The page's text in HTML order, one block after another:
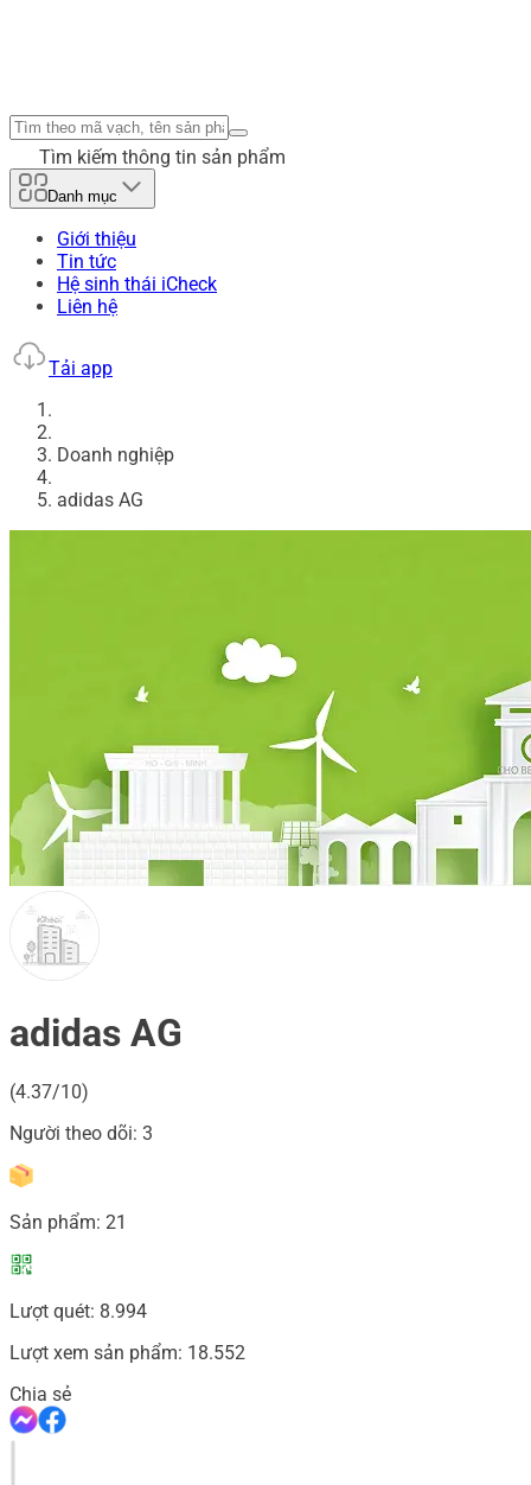
Tìm kiếm thông tin sản phẩm
Danh mục
Giới thiệu
Tin tức
Hệ sinh thái iCheck
Liên hệ
Tải app
Doanh nghiệp
adidas AG
adidas AG
(4.37/10)
Người theo dõi: 3
Sản phẩm: 21
Lượt quét: 8.994
Lượt xem sản phẩm: 18.552
Chia sẻ